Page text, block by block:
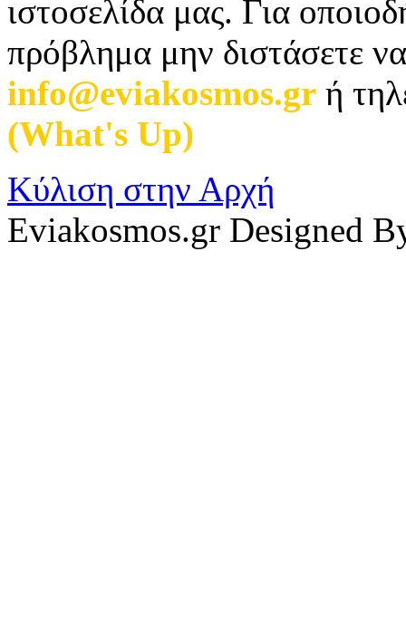
ιστοσελίδα μας. Για
πρόβλημα μην διστάσετε
info@eviakosmos.gr ή
(What's Up)
Κύλιση στην Αρχή
Eviakosmos.gr Designed